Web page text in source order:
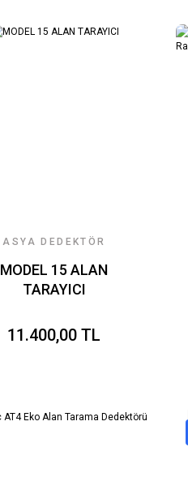
ASYA DEDEKTÖR
MODEL 15 ALAN
TARAYICI
11.400,00 TL